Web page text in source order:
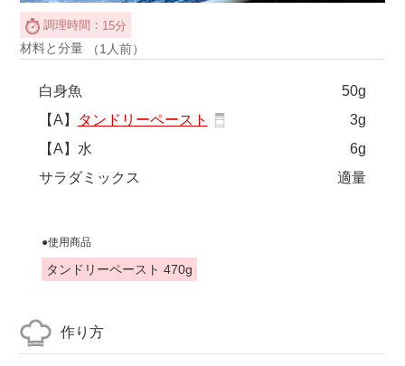
調理時間： 15分
材料と分量 （1人前）
白身魚
50g
【A】
タンドリーペースト
3g
【A】水
6g
サラダミックス
適量
●使用商品
タンドリーペースト 470g
作り方